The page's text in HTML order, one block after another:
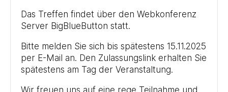
Das Treffen findet über den Webkonferenz
Server BigBlueButton statt.
Bitte melden Sie sich bis spätestens 15.11.2025
per E-Mail an. Den Zulassungslink erhalten Sie
spätestens am Tag der Veranstaltung.